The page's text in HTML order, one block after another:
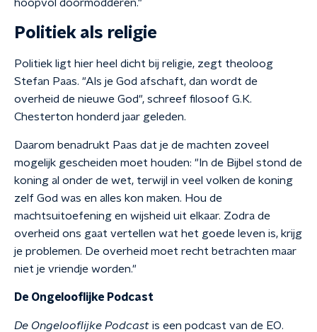
hoopvol doormodderen."
Politiek als religie
Politiek ligt hier heel dicht bij religie, zegt theoloog
Stefan Paas. "Als je God afschaft, dan wordt de
overheid de nieuwe God", schreef filosoof G.K.
Chesterton honderd jaar geleden.
Daarom benadrukt Paas dat je de machten zoveel
mogelijk gescheiden moet houden: "In de Bijbel stond de
koning al onder de wet, terwijl in veel volken de koning
zelf God was en alles kon maken. Hou de
machtsuitoefening en wijsheid uit elkaar. Zodra de
overheid ons gaat vertellen wat het goede leven is, krijg
je problemen. De overheid moet recht betrachten maar
niet je vriendje worden."
De Ongelooflijke Podcast
De Ongelooflijke Podcast is een podcast van de EO.